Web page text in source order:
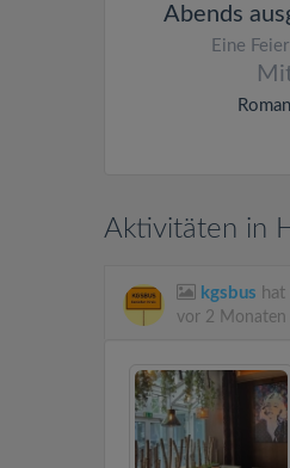
Abends
Eine
Aktivitäten in
kgsbus
vor 2 Monaten